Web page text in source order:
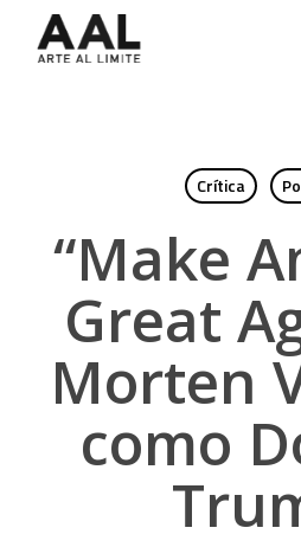
Crítica
“Make
Great
Morten
como